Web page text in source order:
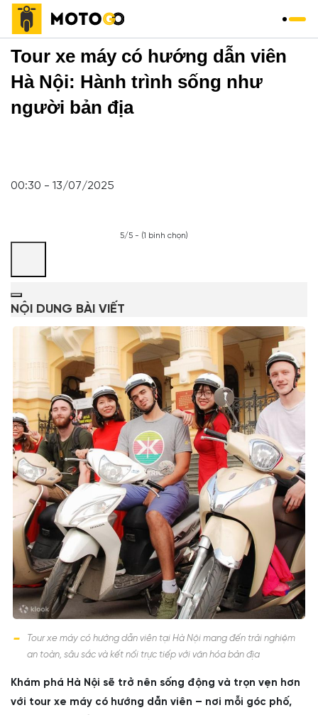
Trang chủ » Tour»
Tour xe máy có hướng dẫn viên
Hà Nội: Hành trình sống như
người bản địa
00:30 - 13/07/2025
5/5 - (1 bình chọn)
NỘI DUNG BÀI VIẾT
Tour xe máy có hướng dẫn viên tại Hà Nội mang đến trải nghiệm
an toàn, sâu sắc và kết nối trực tiếp với văn hóa bản địa
Khám phá Hà Nội sẽ trở nên sống động và trọn vẹn hơn
với tour xe máy có hướng dẫn viên – nơi mỗi góc phố,